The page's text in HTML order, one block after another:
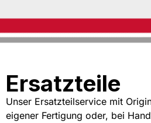
Ersatzteile
Unser Ersatzteilservice mit
eigener Fertigung oder, bei